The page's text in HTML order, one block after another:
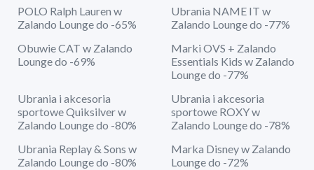
POLO Ralph Lauren w
Zalando Lounge do -65%
Ubrania NAME IT w
Zalando Lounge do -77%
Obuwie CAT w Zalando
Lounge do -69%
Marki OVS + Zalando
Essentials Kids w Zalando
Lounge do -77%
Ubrania i akcesoria
sportowe Quiksilver w
Zalando Lounge do -80%
Ubrania i akcesoria
sportowe ROXY w
Zalando Lounge do -78%
Ubrania Replay & Sons w
Zalando Lounge do -80%
Marka Disney w Zalando
Lounge do -72%